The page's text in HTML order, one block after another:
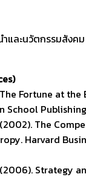
ำและนวัตกรรมสังค
Fortune at
School
(2002). The
Harvard
(2006). Strategy